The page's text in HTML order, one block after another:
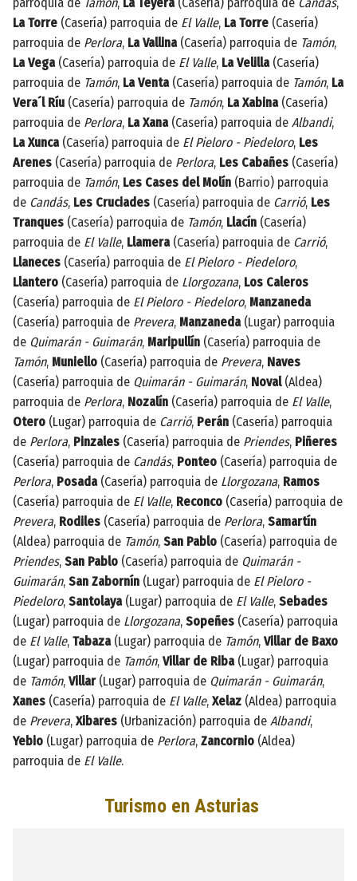
La Torre (Casería) parroquia de El Valle, La Torre (Casería)
parroquia de Perlora, La Vallina(Casería) parroquia de Tamón,
La Vega(Casería) parroquia de El Valle, La Velilla(Casería)
parroquia de Tamón, La Venta(Casería) parroquia de Tamón, La
Vera´l Ríu (Casería) parroquia de Tamón, La Xabina(Casería)
parroquia de Perlora, La Xana(Casería) parroquia de Albandi,
La Xunca(Casería) parroquia de El Pieloro - Piedeloro, Les
Arenes (Casería) parroquia de Perlora, Les Cabañes (Casería)
parroquia de Tamón, Les Cases del Molín (Barrio) parroquia
de Candás, Les Cruciades (Casería) parroquia de Carrió, Les
Tranques (Casería) parroquia de Tamón, Llacín (Casería)
parroquia de El Valle, Llamera(Casería) parroquia de Carrió,
Llaneces (Casería) parroquia de El Pieloro - Piedeloro,
Llantero (Casería) parroquia de Llorgozana, Los Caleros
(Casería) parroquia de El Pieloro - Piedeloro, Manzaneda
(Casería) parroquia de Prevera, Manzaneda(Lugar) parroquia
de Quimarán - Guimarán, Maripullín (Casería) parroquia de
Tamón, Muniello (Casería) parroquia de Prevera, Naves
(Casería) parroquia de Quimarán - Guimarán, Noval(Aldea)
parroquia de Perlora, Nozalín (Casería) parroquia de El Valle,
Otero (Lugar) parroquia de Carrió, Perán (Casería) parroquia
de Perlora, Pinzales (Casería) parroquia de Priendes, Piñeres
(Casería) parroquia de Candás, Ponteo (Casería) parroquia de
Perlora, Posada(Casería) parroquia de Llorgozana, Ramos
(Casería) parroquia de El Valle, Reconco (Casería) parroquia de
Prevera, Rodiles (Casería) parroquia de Perlora, Samartín
(Aldea) parroquia de Tamón, San Pablo (Casería) parroquia de
Priendes, San Pablo (Casería) parroquia de Quimarán -
Guimarán, San Zabornín (Lugar) parroquia de El Pieloro -
Piedeloro, Santolaya(Lugar) parroquia de El Valle, Sebades
(Lugar) parroquia de Llorgozana, Sopeñes (Casería) parroquia
de El Valle, Tabaza(Lugar) parroquia de Tamón, Villar de Baxo
(Lugar) parroquia de Tamón, Villar de Riba(Lugar) parroquia
de Tamón, Villar(Lugar) parroquia de Quimarán - Guimarán,
Xanes (Casería) parroquia de El Valle, Xelaz (Aldea) parroquia
de Prevera, Xibares (Urbanización) parroquia de Albandi,
Yebio (Lugar) parroquia de Perlora, Zancornio (Aldea)
parroquia de El Valle.